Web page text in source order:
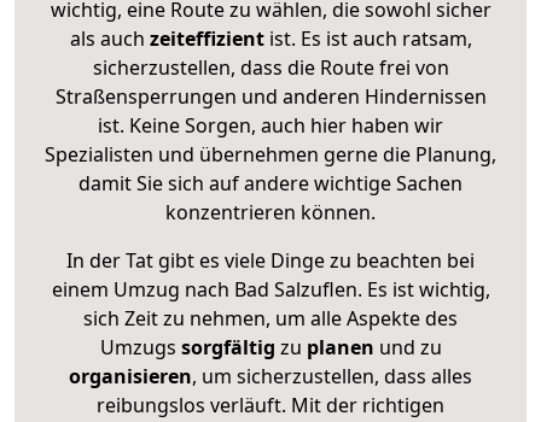
wichtig, eine Route zu wählen, die sowohl sicher
als auch zeiteffizientist. Es ist auch ratsam,
sicherzustellen, dass die Route frei von
Straßensperrungen und anderen Hindernissen
ist. Keine Sorgen, auch hier haben wir
Spezialisten und übernehmen gerne die Planung,
damit Sie sich auf andere wichtige Sachen
konzentrieren können.
In der Tat gibt es viele Dinge zu beachten bei
einem Umzug nach Bad Salzuflen. Es ist wichtig,
sich Zeit zu nehmen, um alle Aspekte des
Umzugs sorgfältig zu planen und zu
organisieren, um sicherzustellen, dass alles
reibungslos verläuft. Mit der richtigen